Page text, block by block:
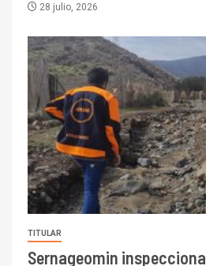
28 julio, 2026
TITULAR
Sernageomin